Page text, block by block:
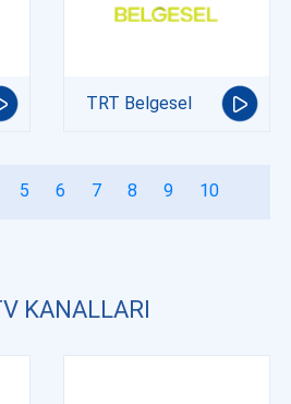
TRT Belgesel
5 6 7 8 9 10
KANALLARI